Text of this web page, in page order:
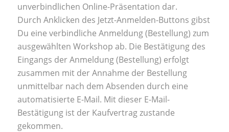
unverbindlichen Online-Präsentation dar.​
Durch Anklicken des Jetzt-Anmelden-Buttons gibst
Du eine verbindliche Anmeldung (Bestellung) zum
ausgewählten Workshop ab. Die Bestätigung des
Eingangs der Anmeldung (Bestellung) erfolgt
zusammen mit der Annahme der Bestellung
unmittelbar nach dem Absenden durch eine
automatisierte E-Mail. Mit dieser E-Mail-
Bestätigung ist der Kaufvertrag zustande
gekommen.